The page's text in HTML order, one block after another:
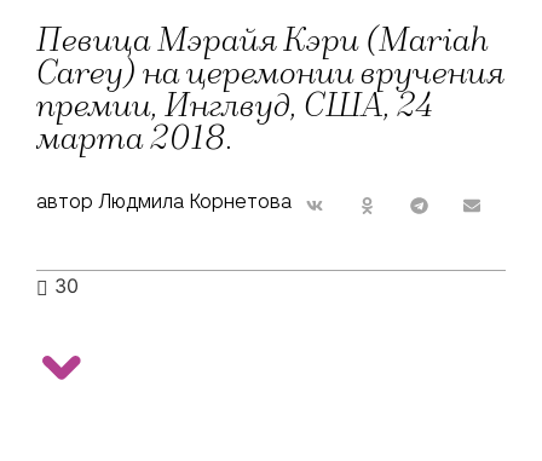
Певица Мэрайя Кэри (Mariah
Carey) на церемонии вручения
премии, Инглвуд, США, 24
марта 2018.
автор Людмила Корнетова
30